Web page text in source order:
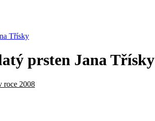
Třísky
prsten Jana Třísky
roce 2008